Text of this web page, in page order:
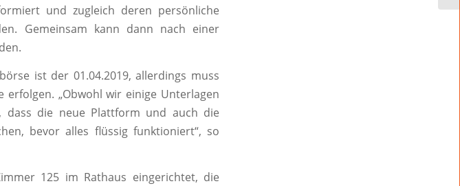
und zugleich deren persönliche
Gemeinsam kann dann nach einer
ist der 01.04.2019, allerdings muss
„Obwohl wir einige Unterlagen
dass die neue Plattform und auch die
bevor alles flüssig funktioniert“, so
125 im Rathaus eingerichtet, die